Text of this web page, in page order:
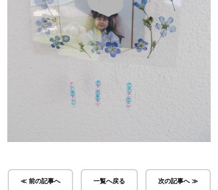
≪ 前の記事へ 一覧へ戻る 次の記事へ ≫